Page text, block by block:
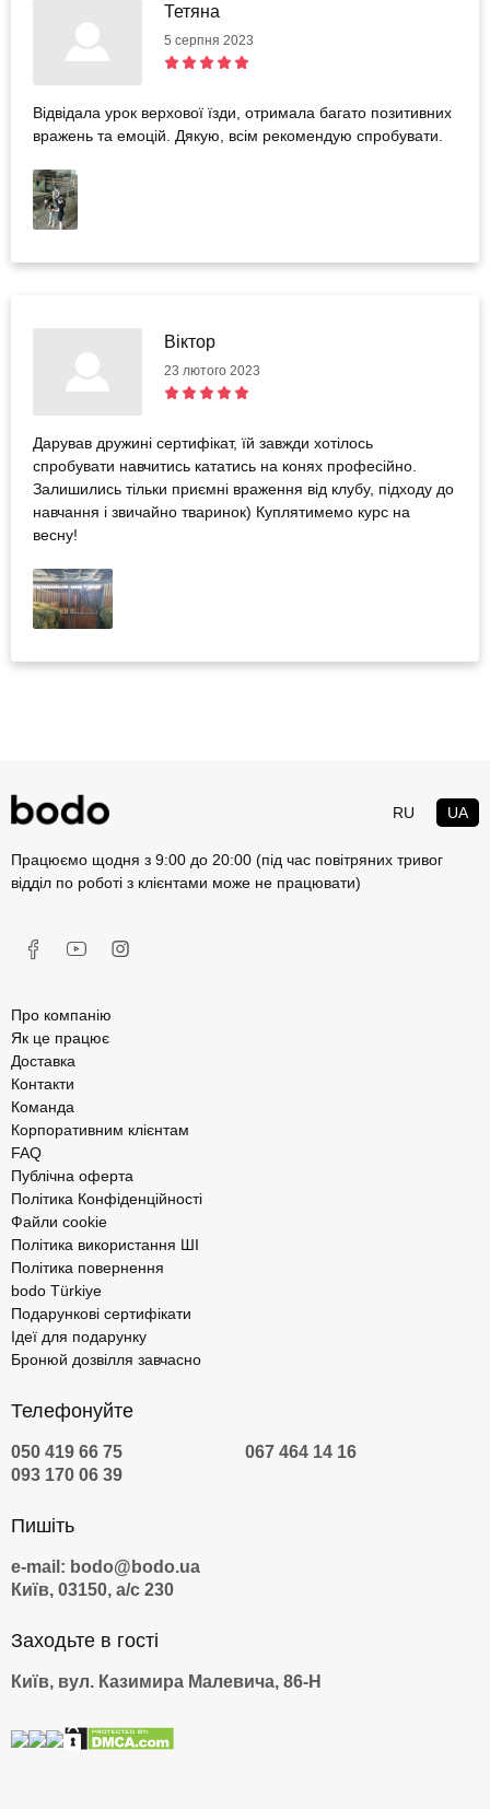
Тетяна
5 серпня 2023
Відвідала урок верхової їзди, отримала багато позитивних
вражень та емоцій. Дякую, всім рекомендую спробувати.
Віктор
23 лютого 2023
Дарував дружині сертифікат, їй завжди хотілось
спробувати навчитись кататись на конях професійно.
Залишились тільки приємні враження від клубу, підходу до
навчання і звичайно тваринок) Куплятимемо курс на
весну!
RU UA
Працюємо щодня з 9:00 до 20:00 (під час повітряних тривог
відділ по роботі з клієнтами може не працювати)
Про компанію
Як це працює
Доставка
Контакти
Команда
Корпоративним клієнтам
FAQ
Публічна оферта
Політика Конфіденційності
Файли cookie
Політика використання ШІ
Політика повернення
bodo Türkiye
Подарункові сертифікати
Ідеї для подарунку
Бронюй дозвілля завчасно
Телефонуйте
050 419 66 75
067 464 14 16
093 170 06 39
Пишіть
e-mail: bodo@bodo.ua
Київ, 03150, а/с 230
Заходьте в гості
Київ, вул. Казимира Малевича, 86-Н